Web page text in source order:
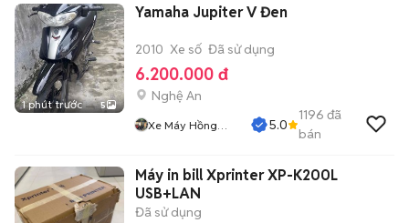
1 phút trước 5
Yamaha Jupiter V Đen
2010 Xe số Đã sử dụng
6.200.000 đ
Nghệ An
Xe Máy Hồng
5.0
1196 đã
bán
Máy in bill Xprinter XP-K200L
USB+LAN
Đã sử dụng